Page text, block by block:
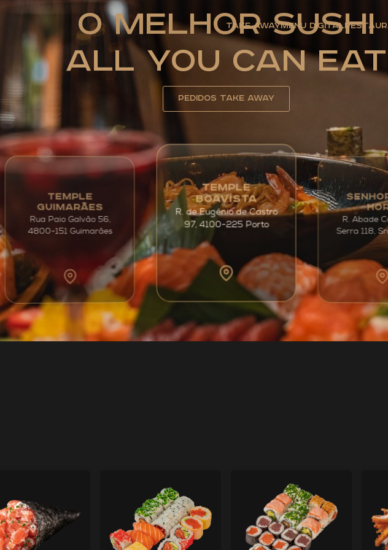
Take AwayMenu Digital
O Melhor Sushi
All You Can Eat
Pedidos Take away
TEMPLE
GUIMARÃES
Rua Paio Galvão 56,
4800-151 Guimarães
TEMPLE
BOAVISTA
R. de Eugénio de Castro
97, 4100-225 Porto
R. Abade
Serra 118,